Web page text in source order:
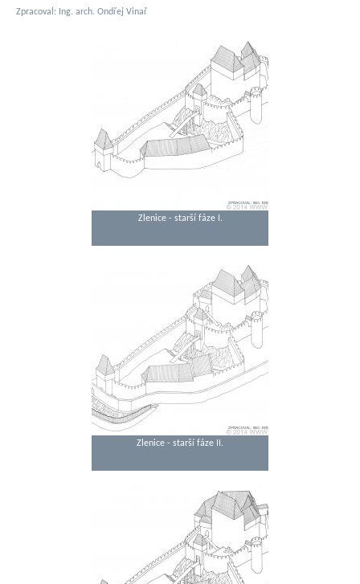
Zpracoval: Ing. arch. Ondřej Vinař
Zlenice - starší fáze I.
Zlenice - starší fáze II.